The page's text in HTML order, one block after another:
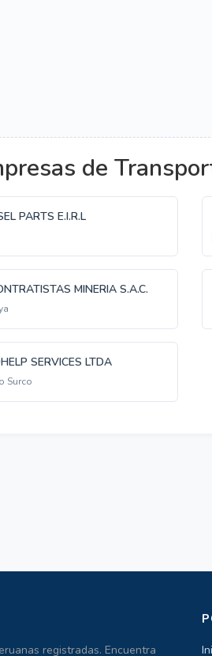
de
PARTS E.I.R.L
MINERIA S.A.C.
SERVICES LTDA
Surco
registradas. Encuentra